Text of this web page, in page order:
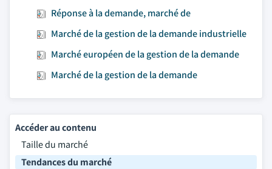
Réponse à la demande, marché de
Marché de la gestion de la demande industrielle
Marché européen de la gestion de la demande
Marché de la gestion de la demande
Accéder au contenu
Taille du marché
Tendances du marché